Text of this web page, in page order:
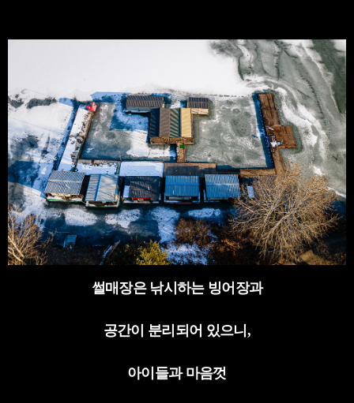
썰매장은 낚시하는 빙어장과
공간이 분리되어 있으니 ,
아이들과 마음껏